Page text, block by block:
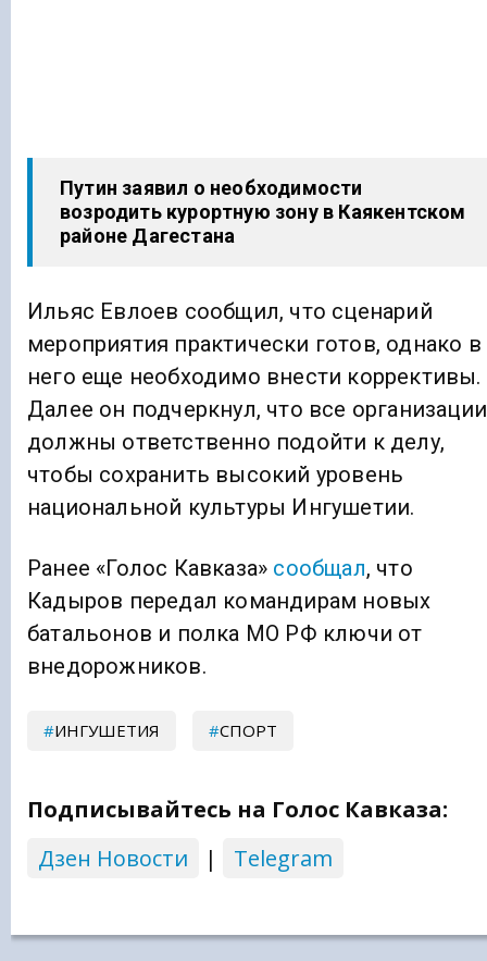
Путин заявил о необходимости
возродить курортную зону в Каякентском
районе Дагестана
Ильяс Евлоев сообщил, что сценарий
мероприятия практически готов, однако в
него еще необходимо внести коррективы.
Далее он подчеркнул, что все организации
должны ответственно подойти к делу,
чтобы сохранить высокий уровень
национальной культуры Ингушетии.
Ранее «Голос Кавказа» сообщал, что
Кадыров передал командирам новых
батальонов и полка МО РФ ключи от
внедорожников.
ИНГУШЕТИЯ СПОРТ
Подписывайтесь на Голос Кавказа:
Дзен Новости
| Telegram